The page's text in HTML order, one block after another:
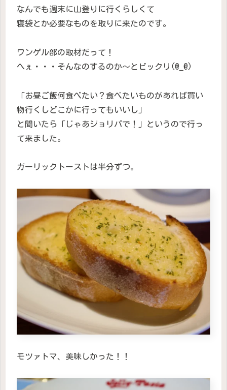
なんでも週末に山登りに行くらしくて
寝袋とか必要なものを取りに来たのです。
ワンゲル部の取材だって！
へぇ・・・そんなのするのか〜とビックリ(@_@)
「お昼ご飯何食べたい？食べたいものがあれば買い
物行くしどこかに行ってもいいし」
と聞いたら「じゃあジョリパで！」というので行っ
て来ました。
ガーリックトーストは半分ずつ。
モツァトマ、美味しかった！！